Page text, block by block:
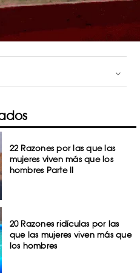
22 Razones por las que las
mujeres viven más que los
hombres Parte II
20 Razones ridículas por las
que las mujeres viven más que
los hombres